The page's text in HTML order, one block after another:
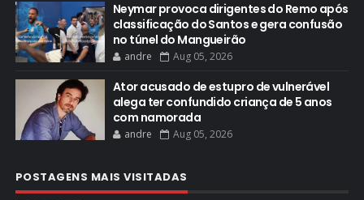
Neymar provoca dirigentes do Remo após
classificação do Santos e gera confusão
no túnel do Mangueirão
andre Aug 05, 2026
Ator acusado de estupro de vulnerável
alega ter confundido criança de 5 anos
com namorada
andre Aug 05, 2026
POSTAGENS MAIS VISITADAS